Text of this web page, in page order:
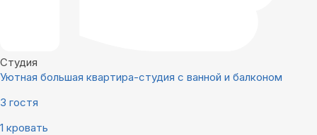
Студия
Уютная большая квартира-студия с ванной и балконом
3 гостя
1 кровать